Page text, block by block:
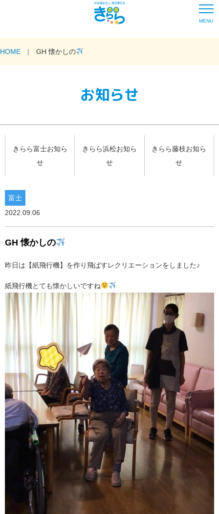
MENU
HOME GH 懐かしの
お知らせ
きらら富士お知ら
せ
きらら浜松お知ら
せ
きらら藤枝お知ら
せ
富士
2022.09.06
GH 懐かしの
昨日は【紙飛行機】を作り飛ばすレクリエーションをしました♪
紙飛行機とても懐かしいですね